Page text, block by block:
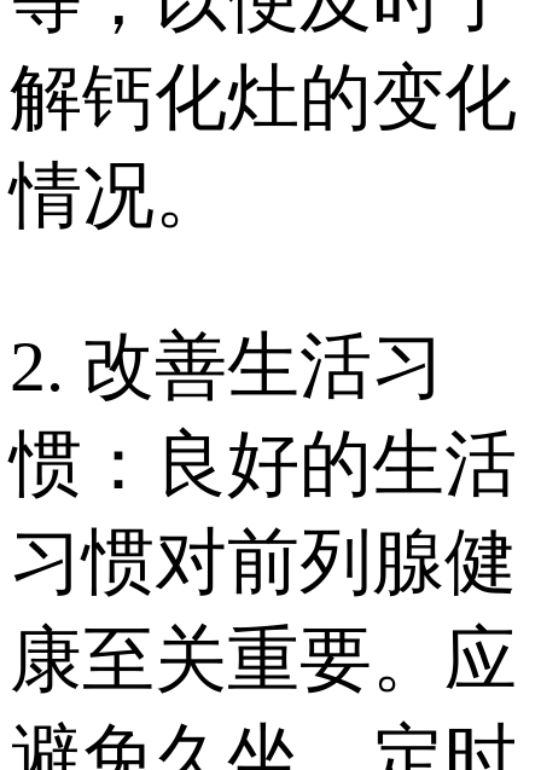
解钙化灶的变化
情况。
2. 改善生活习
惯：良好的生活
习惯对前列腺健
康至关重要。应